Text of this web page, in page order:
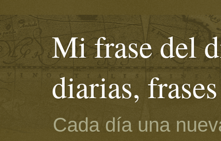
Mi frase del
diarias,
Cada día una